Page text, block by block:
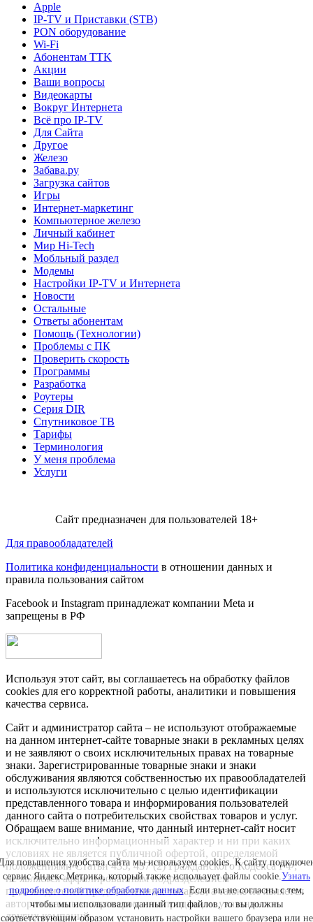
Apple
IP-TV и Приставки (STB)
PON оборудование
Wi-Fi
Абонентам TTK
Акции
Ваши вопросы
Видеокарты
Вокруг Интернета
Всё про IP-TV
Для Сайта
Другое
Железо
Забава.ру
Загрузка сайтов
Игры
Интернет-маркетинг
Компьютерное железо
Личный кабинет
Мир Hi-Tech
Мобльный раздел
Модемы
Настройки IP-TV и Интернета
Новости
Остальные
Ответы абонентам
Помощь (Технологии)
Проблемы с ПК
Проверить скорость
Программы
Разработка
Роутеры
Серия DIR
Спутниковое ТВ
Тарифы
Терминология
У меня проблема
Услуги
Сайт предназначен для пользователей 18+
Для правообладателей
Политика конфиденциальности в отношении данных и
правила пользования сайтом
Facebook и Instagram принадлежат компании Metа и
запрещены в РФ
Используя этот сайт, вы соглашаетесь на обработку файлов
cookies для его корректной работы, аналитики и повышения
качества сервиса.
Сайт и администратор сайта – не используют отображаемые
на данном интернет-сайте товарные знаки в рекламных целях
и не заявляют о своих исключительных правах на товарные
знаки. Зарегистрированные товарные знаки и знаки
обслуживания являются собственностью их правообладателей
и используются исключительно с целью идентификации
представленного товара и информирования пользователей
данного сайта о потребительских свойствах товаров и услуг.
Обращаем ваше внимание, что данный интернет-сайт носит
исключительно информационный характер и ни при каких
условиях не является публичной офертой, определяемой
положениями Статьи 435, 437 (2) Гражданского Кодекса РФ;
не является аффилированным подразделением
производителей представленных товаров, а также не является
авторизованным партнером или продавцом указанных и
других компаний.
повышения удобства сайта мы используем cookies. К сайту
сервис Яндекс.Метрика, который также использует файлы cookie.Узнать
подробнее о политике обработки данных. Если вы не согласны с тем,
чтобы мы использовали данный тип файлов, то вы должны
соответствующим образом установить настройки вашего браузера или не